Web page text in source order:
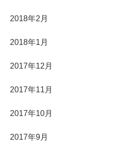
2018年2月
2018年1月
2017年12月
2017年11月
2017年10月
2017年9月